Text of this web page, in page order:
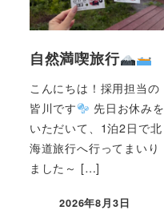
自然満喫旅行
こんにちは！採用担当の
皆川です
先日お休みを
いただいて、1泊2日で北
海道旅行へ行ってまいり
ました～ […]
2026年8月3日